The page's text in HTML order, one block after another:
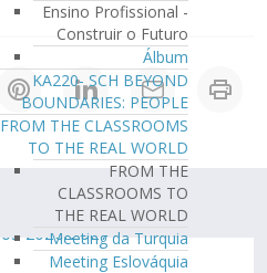
Ensino Profissional -
Construir o Futuro
Álbum
KA220- SCH BEYOND
BOUNDARIES: PEOPLE
FROM THE CLASSROOMS
TO THE REAL WORLD
FROM THE
CLASSROOMS TO
THE REAL WORLD
Meeting da Turquia
Meeting Eslováquia